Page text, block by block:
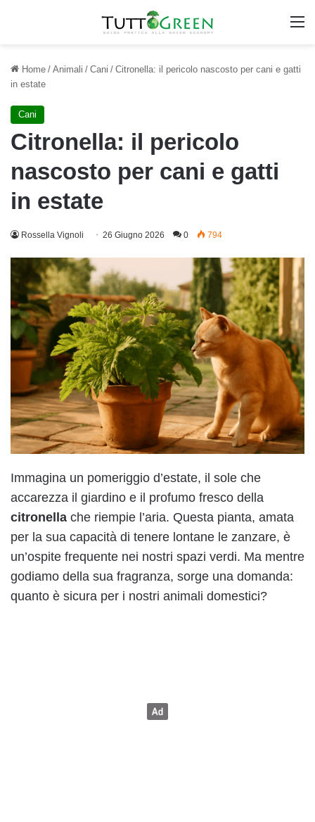
Home / Animali / Cani / Citronella: il pericolo nascosto per cani e gatti
in estate
Cani
Citronella: il pericolo
nascosto per cani e gatti
in estate
Rossella Vignoli 26 Giugno 2026 0 794
Immagina un pomeriggio d’estate, il sole che
accarezza il giardino e il profumo fresco della
citronella che riempie l’aria. Questa pianta, amata
per la sua capacità di tenere lontane le zanzare, è
un’ospite frequente nei nostri spazi verdi. Ma mentre
godiamo della sua fragranza, sorge una domanda:
quanto è sicura per i nostri animali domestici?